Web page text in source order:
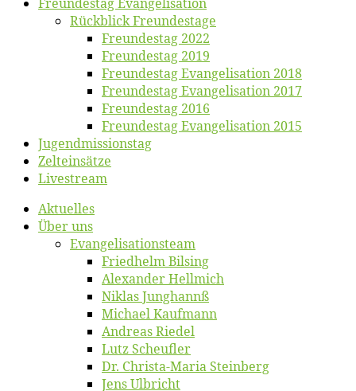
Rück­blick Freundestage
Freun­des­tag 2022
Freun­des­tag 2019
Freun­des­tag Evan­ge­li­sa­ti­on 2018
Freun­des­tag Evan­ge­li­sa­ti­on 2017
Freun­des­tag 2016
Freun­des­tag Evan­ge­li­sa­ti­on 2015
Jugend­mis­sions­tag
Zelt­ein­sät­ze
Live­stream
Ak­tu­el­les
Über uns
Evangelisa­tions­team
Fried­helm Bilsing
Alex­an­der Hellmich
Ni­klas Junghannß
Mi­cha­el Kaufmann
An­dre­as Riedel
Lutz Scheuf­ler
Dr. Chris­­ta-Ma­ria Steinberg
Jens Ulb­richt